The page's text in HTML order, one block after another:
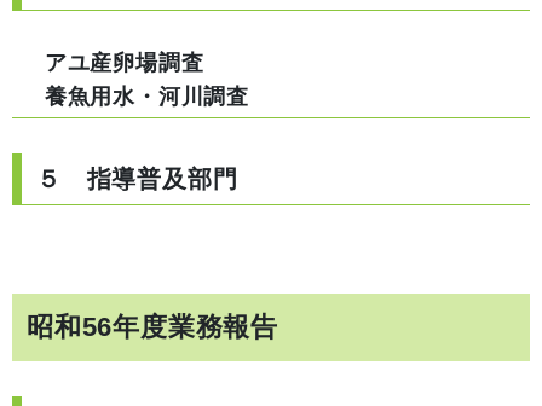
アユ産卵場調査
養魚用水・河川調査
５ 指導普及部門
昭和56年度業務報告